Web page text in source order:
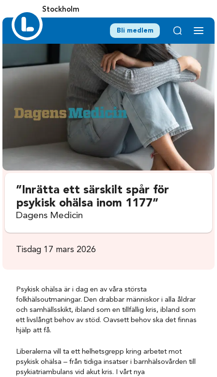
Stockholm
Bli medlem
”Inrätta ett särskilt spår för
psykisk ohälsa inom 1177”
Dagens Medicin
Tisdag 17 mars 2026
Psykisk ohälsa är i dag en av våra största
folkhälsoutmaningar. Den drabbar människor i alla åldrar
och samhällsskikt, ibland som en tillfällig kris, ibland som
ett livslångt behov av stöd. Oavsett behov ska det finnas
hjälp att få.
Liberalerna vill ta ett helhetsgrepp kring arbetet mot
psykisk ohälsa – från tidiga insatser i barnhälsovården till
psykiatriambulans vid akut kris. I vårt nya